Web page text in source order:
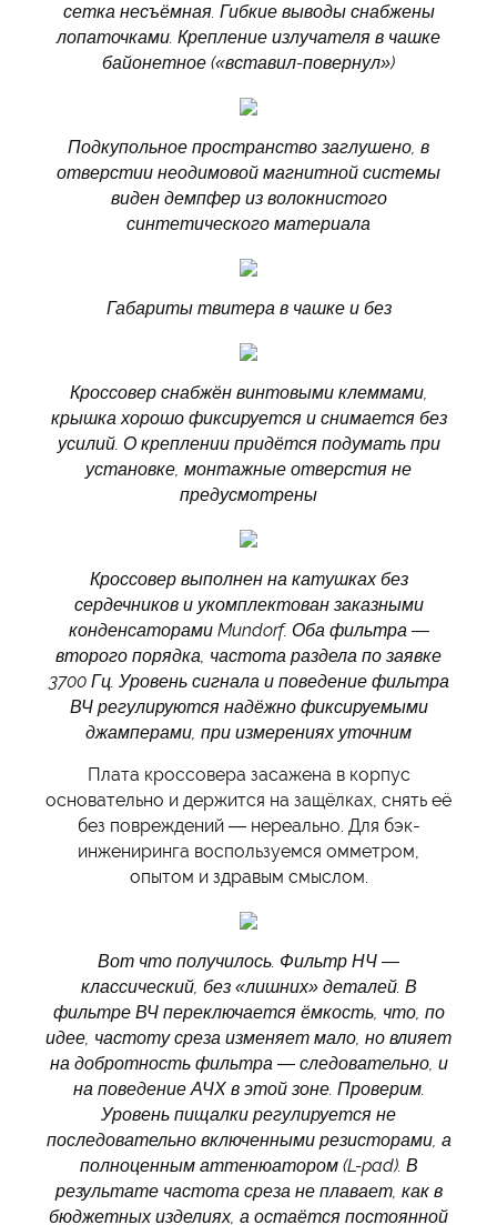
сетка несъёмная. Гибкие выводы снабжены
лопаточками. Крепление излучателя в чашке
байонетное («вставил-повернул»)
Подкупольное пространство заглушено, в
отверстии неодимовой магнитной системы
виден демпфер из волокнистого
синтетического материала
Габариты твитера в чашке и без
Кроссовер снабжён винтовыми клеммами,
крышка хорошо фиксируется и снимается без
усилий. О креплении придётся подумать при
установке, монтажные отверстия не
предусмотрены
Кроссовер выполнен на катушках без
сердечников и укомплектован заказными
конденсаторами Mundorf. Оба фильтра —
второго порядка, частота раздела по заявке
3700 Гц. Уровень сигнала и поведение фильтра
ВЧ регулируются надёжно фиксируемыми
джамперами, при измерениях уточним
Плата кроссовера засажена в корпус
основательно и держится на защёлках, снять её
без повреждений — нереально. Для бэк-
инжениринга воспользуемся омметром,
опытом и здравым смыслом.
Вот что получилось. Фильтр НЧ —
классический, без «лишних» деталей. В
фильтре ВЧ переключается ёмкость, что, по
идее, частоту среза изменяет мало, но влияет
на добротность фильтра — следовательно, и
на поведение АЧХ в этой зоне. Проверим.
Уровень пищалки регулируется не
последовательно включенными резисторами, а
полноценным аттенюатором (L-pad). В
результате частота среза не плавает, как в
бюджетных изделиях, а остаётся постоянной